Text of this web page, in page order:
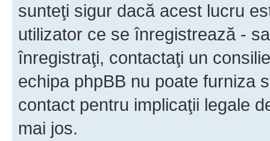
sunteţi sigur dacă acest lucru
utilizator ce se înregistrează -
înregistraţi, contactaţi un
echipa phpBB nu poate furniza
contact pentru implicaţii legale
mai jos.